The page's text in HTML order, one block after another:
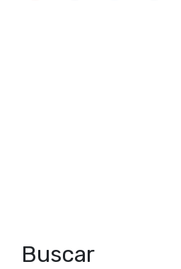
Buscar